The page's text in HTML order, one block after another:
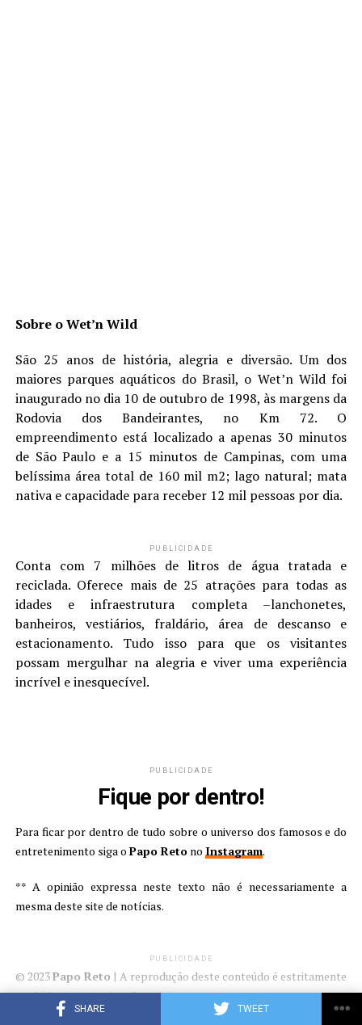
SHARE TWEET
Sobre o Wet’n Wild
São 25 anos de história, alegria e diversão. Um dos
maiores parques aquáticos do Brasil, o Wet’n Wild foi
inaugurado no dia 10 de outubro de 1998, às margens da
Rodovia dos Bandeirantes, no Km 72. O
empreendimento está localizado a apenas 30 minutos
de São Paulo e a 15 minutos de Campinas, com uma
belíssima área total de 160 mil m2; lago natural; mata
nativa e capacidade para receber 12 mil pessoas por dia.
PUBLICIDADE
Conta com 7 milhões de litros de água tratada e
reciclada. Oferece mais de 25 atrações para todas as
idades e infraestrutura completa –lanchonetes,
banheiros, vestiários, fraldário, área de descanso e
estacionamento. Tudo isso para que os visitantes
possam mergulhar na alegria e viver uma experiência
incrível e inesquecível.
PUBLICIDADE
Fique por dentro!
Para ficar por dentro de tudo sobre o universo dos famosos e do
entretenimento siga o Papo Retono Instagram.
** A opinião expressa neste texto não é necessariamente a
mesma deste site de notícias.
PUBLICIDADE
© 2023Papo Reto | A reprodução deste conteúdo é estritamente
proibida sem autorização prévia.